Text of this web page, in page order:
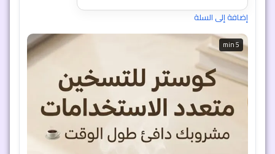
5 min